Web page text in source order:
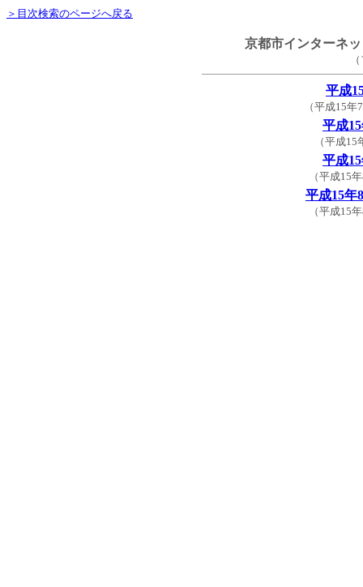
＞目次検索のページへ戻る
京都市インターネ
平成
（平成15
平成
（平成
平成
（平成15
平成15年
（平成15